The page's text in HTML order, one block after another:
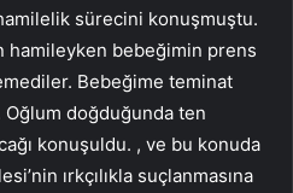
sürecini konuşmuştu.
hamileyken bebeğimin prens
Bebeğime teminat
doğduğunda ten
konuşuldu. , ve bu konuda
ırkçılıkla suçlanmasına